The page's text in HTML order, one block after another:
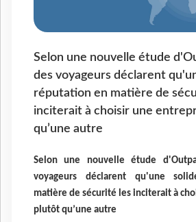
Selon une nouvelle étude
des voyageurs déclarent
réputation en matière de
inciterait à choisir une
qu’une autre
Selon une nouvelle étude
voyageurs déclarent qu'une
matière de sécurité les inciterait à
plutôt qu’une autre